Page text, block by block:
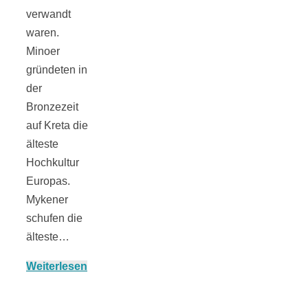
verwandt
waren.
Minoer
gründeten in
der
Bronzezeit
auf Kreta die
älteste
Hochkultur
Europas.
Mykener
schufen die
älteste…
Weiterlesen